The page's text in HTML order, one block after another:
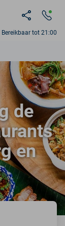
Bereikbaar tot 21:00
de
en